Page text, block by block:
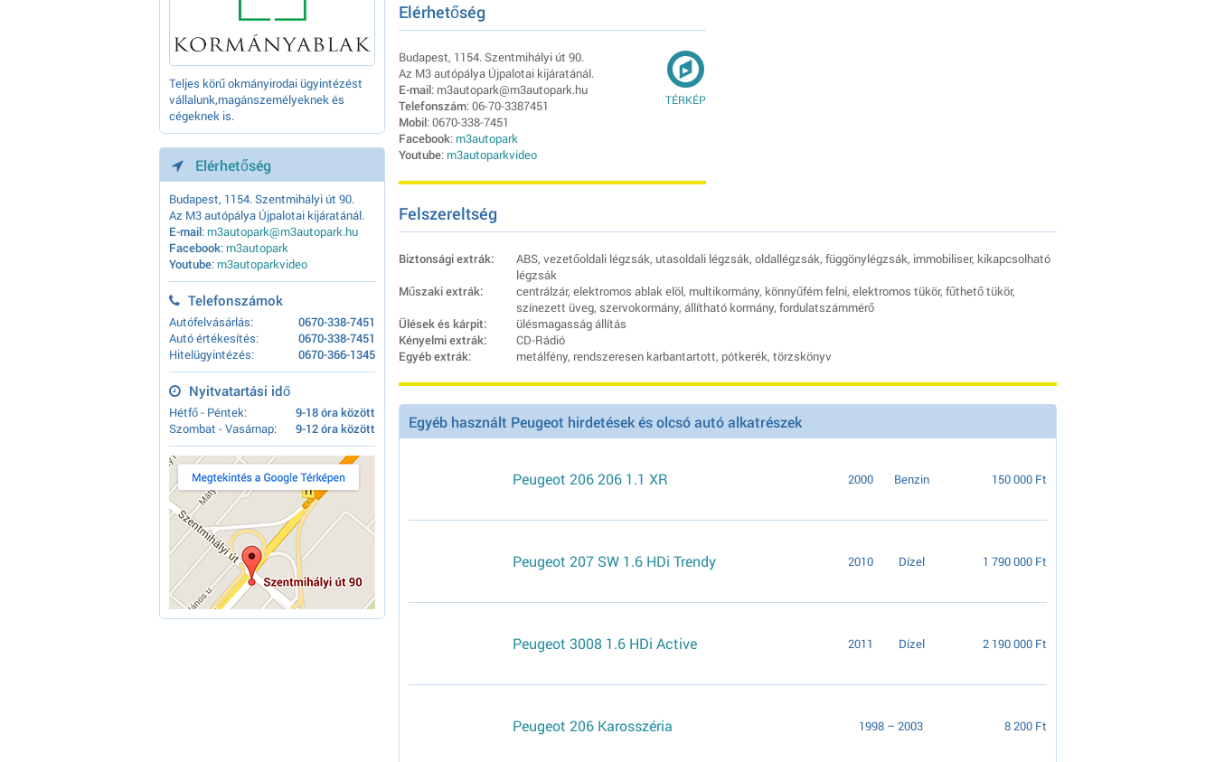
Teljes körű okmányirodai ügyintézést
vállalunk,magánszemélyeknek és
cégeknek is.
Elérhetőség
Budapest, 1154. Szentmihályi út 90.
Az M3 autópálya Újpalotai kijáratánál.
E-mail: m3autopark@m3autopark.hu
Facebook: m3autopark
Youtube: m3autoparkvideo
Telefonszámok
Autófelvásárlás:
0670-338-7451
Autó értékesítés:
0670-338-7451
Hitelügyintézés:
0670-366-1345
Nyitvatartási idő
Hétfő - Péntek:
9-18 óra között
Szombat - Vasárnap:
9-12 óra között
Elérhetőség
TÉRKÉP
Budapest, 1154. Szentmihályi út 90.
Az M3 autópálya Újpalotai kijáratánál.
E-mail: m3autopark@m3autopark.hu
Telefonszám: 06-70-3387451
Mobil: 0670-338-7451
Facebook: m3autopark
Youtube: m3autoparkvideo
Felszereltség
Biztonsági extrák:
ABS, vezetőoldali légzsák, utasoldali légzsák, oldallégzsák, függönylégzsák, immobiliser, kikapcsolható
légzsák
Műszaki extrák:
centrálzár, elektromos ablak elöl, multikormány, könnyűfém felni, elektromos tükör, fűthető tükör,
színezett üveg, szervokormány, állítható kormány, fordulatszámmérő
Ülések és kárpit:
ülésmagasság állítás
Kényelmi extrák:
CD-Rádió
Egyéb extrák:
metálfény, rendszeresen karbantartott, pótkerék, törzskönyv
Egyéb használt Peugeot hirdetések és olcsó autó alkatrészek
Peugeot 206 206 1.1 XR 2000 Benzin 150 000 Ft
Peugeot 207 SW 1.6 HDi Trendy 2010 Dízel 1 790 000 Ft
Peugeot 3008 1.6 HDi Active 2011 Dízel 2 190 000 Ft
Peugeot 206 Karosszéria 1998 – 2003 8 200 Ft